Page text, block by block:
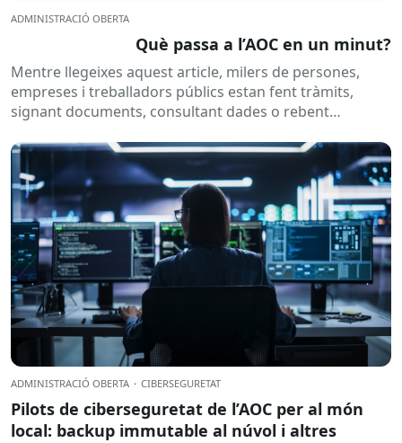
ADMINISTRACIÓ OBERTA
Què passa a l’AOC en un minut?
Mentre llegeixes aquest article, milers de persones,
empreses i treballadors públics estan fent tràmits,
signant documents, consultant dades o rebent
habitualment...
ADMINISTRACIÓ OBERTA · CIBERSEGURETAT
Pilots de ciberseguretat de l’AOC per al món
local: backup immutable al núvol i altres